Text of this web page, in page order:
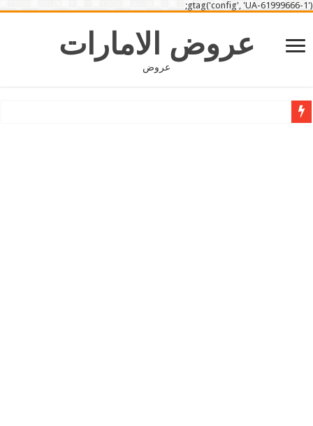
gtag('config', 'UA-61999666-1');
عروض الامارات
عروض